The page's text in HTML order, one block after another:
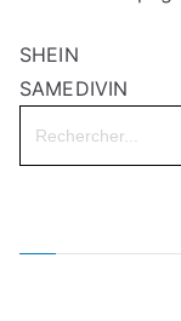
SHEIN
SAMEDIVIN
Search
for: